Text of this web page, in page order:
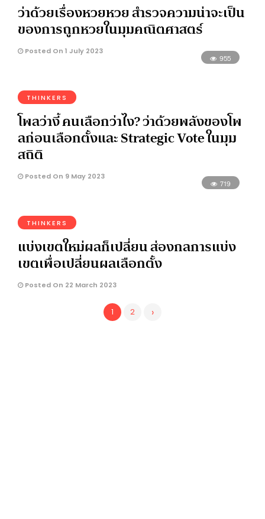
ว่าด้วยเรื่องหวยหวย สำรวจความน่าจะเป็น
ของการถูกหวยในมุมคณิตศาสตร์
Posted On 1 July 2023
955
THINKERS
โพลว่างี้ คนเลือกว่าไง? ว่าด้วยพลังของโพ
ลก่อนเลือกตั้งและ Strategic Vote ในมุม
สถิติ
Posted On 9 May 2023
719
THINKERS
แบ่งเขตใหม่ผลก็เปลี่ยน ส่องกลการแบ่ง
เขตเพื่อเปลี่ยนผลเลือกตั้ง
Posted On 22 March 2023
1 2 ›